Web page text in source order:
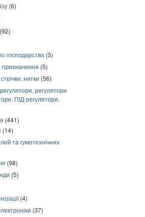
(6)
(92)
господарства (3)
призначення (5)
нитки (56)
регулятори
ПІД-регулятори,
(441)
(14)
та гумотехнічних
(98)
(5)
(4)
(37)